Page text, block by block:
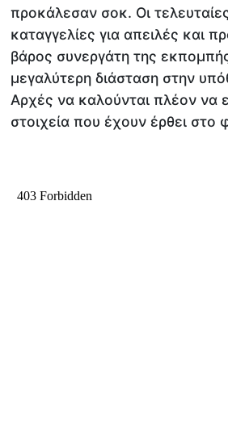
προκάλεσαν σοκ. Οι τελευταίες
καταγγελίες για απειλές και
βάρος συνεργάτη της
μεγαλύτερη διάσταση στην
Αρχές να καλούνται πλέον να
στοιχεία που έχουν έρθει στο